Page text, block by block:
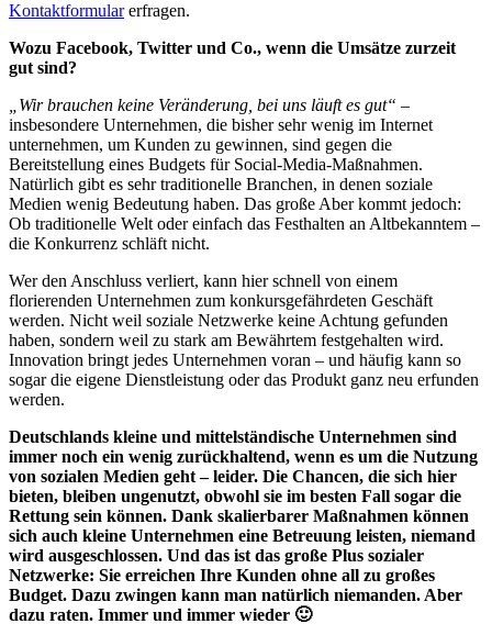
Kontaktformularerfragen.
Wozu Facebook, Twitter und Co., wenn die Umsätze zurzeit
gut sind?
„Wir brauchen keine Veränderung, bei uns läuft es gut“ –
insbesondere Unternehmen, die bisher sehr wenig im Internet
unternehmen, um Kunden zu gewinnen, sind gegen die
Bereitstellung eines Budgets für Social-Media-Maßnahmen.
Natürlich gibt es sehr traditionelle Branchen, in denen soziale
Medien wenig Bedeutung haben. Das große Aber kommt jedoch:
Ob traditionelle Welt oder einfach das Festhalten an Altbekanntem –
die Konkurrenz schläft nicht.
Wer den Anschluss verliert, kann hier schnell von einem
florierenden Unternehmen zum konkursgefährdeten Geschäft
werden. Nicht weil soziale Netzwerke keine Achtung gefunden
haben, sondern weil zu stark am Bewährtem festgehalten wird.
Innovation bringt jedes Unternehmen voran – und häufig kann so
sogar die eigene Dienstleistung oder das Produkt ganz neu erfunden
werden.
Deutschlands kleine und mittelständische Unternehmen sind
immer noch ein wenig zurückhaltend, wenn es um die Nutzung
von sozialen Medien geht – leider. Die Chancen, die sich hier
bieten, bleiben ungenutzt, obwohl sie im besten Fall sogar die
Rettung sein können. Dank skalierbarer Maßnahmen können
sich auch kleine Unternehmen eine Betreuung leisten, niemand
wird ausgeschlossen. Und das ist das große Plus sozialer
Netzwerke: Sie erreichen Ihre Kunden ohne all zu großes
Budget. Dazu zwingen kann man natürlich niemanden. Aber
dazu raten. Immer und immer wieder 🙂